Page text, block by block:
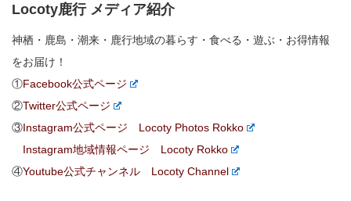
Locoty鹿行 メディア紹介
神栖・鹿島・潮来・鹿行地域の暮らす・食べる・遊ぶ・お得情報
をお届け！
①Facebook公式ページ
②Twitter公式ページ
③Instagram公式ページ Locoty Photos Rokko
Instagram地域情報ページ Locoty Rokko
④Youtube公式チャンネル Locoty Channel